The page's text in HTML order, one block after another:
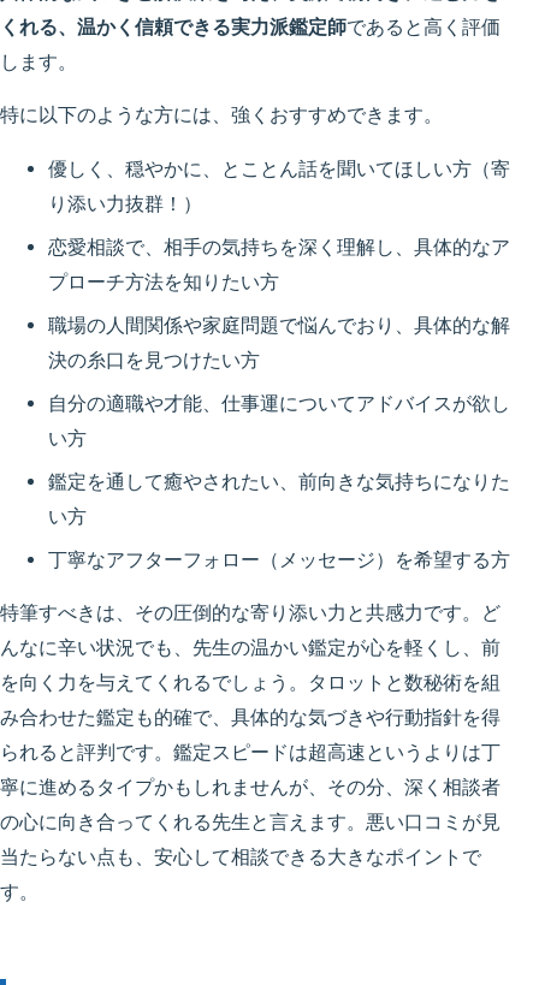
くれる、温かく信頼できる実力派鑑定師であると高く評価
します。
特に以下のような方には、強くおすすめできます。
優しく、穏やかに、とことん話を聞いてほしい方 （寄
り添い力抜群！）
恋愛相談で、相手の気持ちを深く理解し、具体的なア
プローチ方法を知りたい方
職場の人間関係や家庭問題で悩んでおり、具体的な解
決の糸口を見つけたい方
自分の適職や才能、仕事運についてアドバイスが欲し
い方
鑑定を通して癒やされたい、前向きな気持ちになりた
い方
丁寧なアフターフォロー（メッセージ）を希望する方
特筆すべきは、その圧倒的な寄り添い力と共感力です。ど
んなに辛い状況でも、先生の温かい鑑定が心を軽くし、前
を向く力を与えてくれるでしょう。タロットと数秘術を組
み合わせた鑑定も的確で、具体的な気づきや行動指針を得
られると評判です。鑑定スピードは超高速というよりは丁
寧に進めるタイプかもしれませんが、その分、深く相談者
の心に向き合ってくれる先生と言えます。 悪い口コミが見
当たらない点も、安心して相談できる大きなポイントで
す。